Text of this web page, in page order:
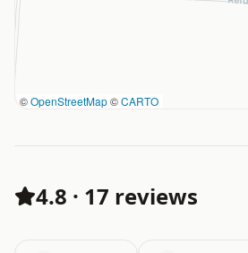
©OpenStreetMap©CARTO
4.8 · 17 reviews